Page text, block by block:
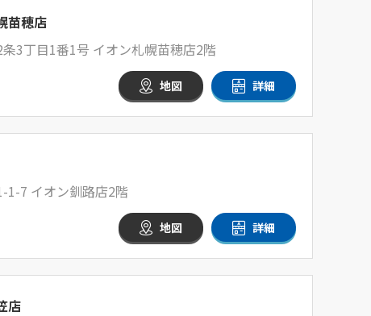
苗穂店
3丁目1番1号 イオン札幌苗穂店2階
地図 詳細
1-7 イオン釧路店2階
地図 詳細
店